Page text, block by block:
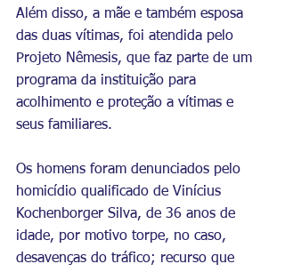
Além disso, a mãe e também esposa
das duas vítimas, foi atendida pelo
Projeto Nêmesis, que faz parte de um
programa da instituição para
acolhimento e proteção a vítimas e
seus familiares.
Os homens foram denunciados pelo
homicídio qualificado de Vinícius
Kochenborger Silva, de 36 anos de
idade, por motivo torpe, no caso,
desavenças do tráfico; recurso que